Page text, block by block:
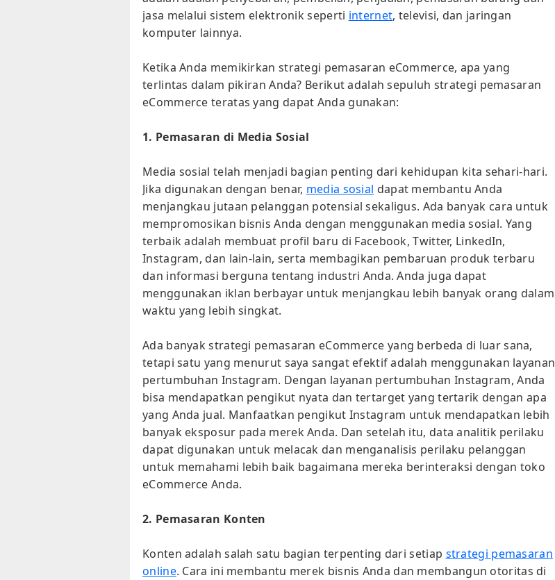
jasa melalui sistem elektronik seperti internet, televisi, dan jaringan
komputer lainnya.
Ketika Anda memikirkan strategi pemasaran eCommerce, apa yang
terlintas dalam pikiran Anda? Berikut adalah sepuluh strategi pemasaran
eCommerce teratas yang dapat Anda gunakan:
1. Pemasaran di Media Sosial
Media sosial telah menjadi bagian penting dari kehidupan kita sehari-hari.
Jika digunakan dengan benar, media sosial dapat membantu Anda
menjangkau jutaan pelanggan potensial sekaligus. Ada banyak cara untuk
mempromosikan bisnis Anda dengan menggunakan media sosial. Yang
terbaik adalah membuat profil baru di Facebook, Twitter, LinkedIn,
Instagram, dan lain-lain, serta membagikan pembaruan produk terbaru
dan informasi berguna tentang industri Anda. Anda juga dapat
menggunakan iklan berbayar untuk menjangkau lebih banyak orang dalam
waktu yang lebih singkat.
Ada banyak strategi pemasaran eCommerce yang berbeda di luar sana,
tetapi satu yang menurut saya sangat efektif adalah menggunakan layanan
pertumbuhan Instagram. Dengan layanan pertumbuhan Instagram, Anda
bisa mendapatkan pengikut nyata dan tertarget yang tertarik dengan apa
yang Anda jual. Manfaatkan pengikut Instagram untuk mendapatkan lebih
banyak eksposur pada merek Anda. Dan setelah itu, data analitik perilaku
dapat digunakan untuk melacak dan menganalisis perilaku pelanggan
untuk memahami lebih baik bagaimana mereka berinteraksi dengan toko
eCommerce Anda.
2. Pemasaran Konten
Konten adalah salah satu bagian terpenting dari setiap strategi pemasaran
online. Cara ini membantu merek bisnis Anda dan membangun otoritas di